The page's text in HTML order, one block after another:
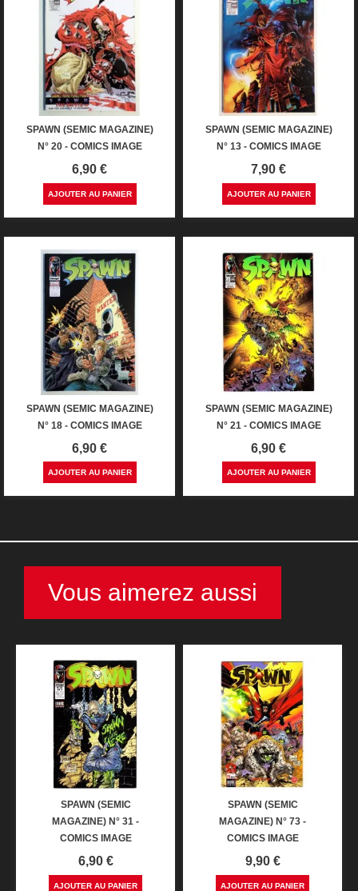
SPAWN (SEMIC MAGAZINE)
N° 20 - COMICS IMAGE
Prix
6,90 €
AJOUTER AU PANIER
SPAWN (SEMIC MAGAZINE)
N° 13 - COMICS IMAGE
Prix
7,90 €
AJOUTER AU PANIER
SPAWN (SEMIC MAGAZINE)
N° 18 - COMICS IMAGE
Prix
6,90 €
AJOUTER AU PANIER
SPAWN (SEMIC MAGAZINE)
N° 21 - COMICS IMAGE
Prix
6,90 €
AJOUTER AU PANIER
Vous aimerez aussi
SPAWN (SEMIC
MAGAZINE) N° 31 -
COMICS IMAGE
Prix
6,90 €
AJOUTER AU PANIER
SPAWN (SEMIC
MAGAZINE) N° 73 -
COMICS IMAGE
Prix
9,90 €
AJOUTER AU PANIER